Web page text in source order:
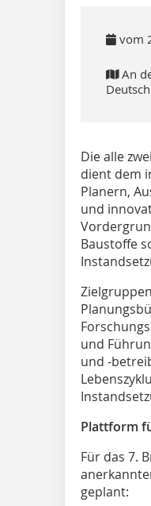
vom
An
Die alle
dient dem
Planern,
und
Baustoffe
und
und -
Plattform
Für das 7.
geplant: